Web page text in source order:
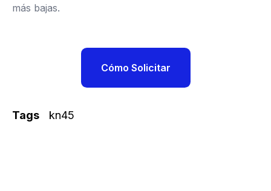
más bajas.
Cómo Solicitar
Tags kn45